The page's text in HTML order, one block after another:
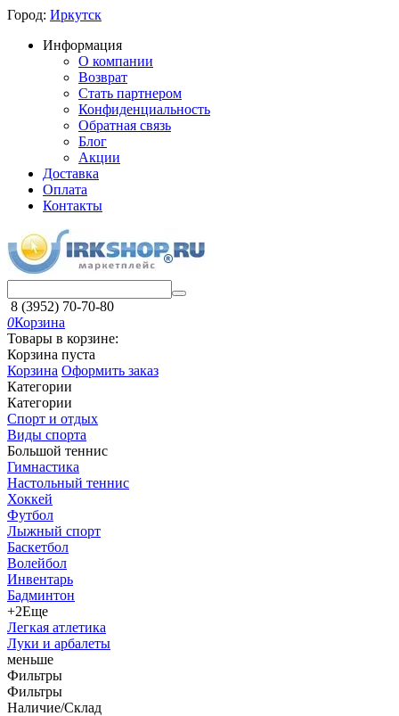
Город: Иркутск
Информация
О компании
Возврат
Стать партнером
Конфиденциальность
Обратная связь
Блог
Акции
Доставка
Оплата
Контакты
8 (3952) 70-70-80
0Корзина
Товары в корзине:
Корзина пуста
Корзина Оформить заказ
Категории
Категории
Спорт и отдых
Виды спорта
Большой теннис
Гимнастика
Настольный теннис
Хоккей
Футбол
Лыжный спорт
Баскетбол
Волейбол
Инвентарь
Бадминтон
+2Еще
Легкая атлетика
Луки и арбалеты
меньше
Фильтры
Фильтры
Наличие/Склад